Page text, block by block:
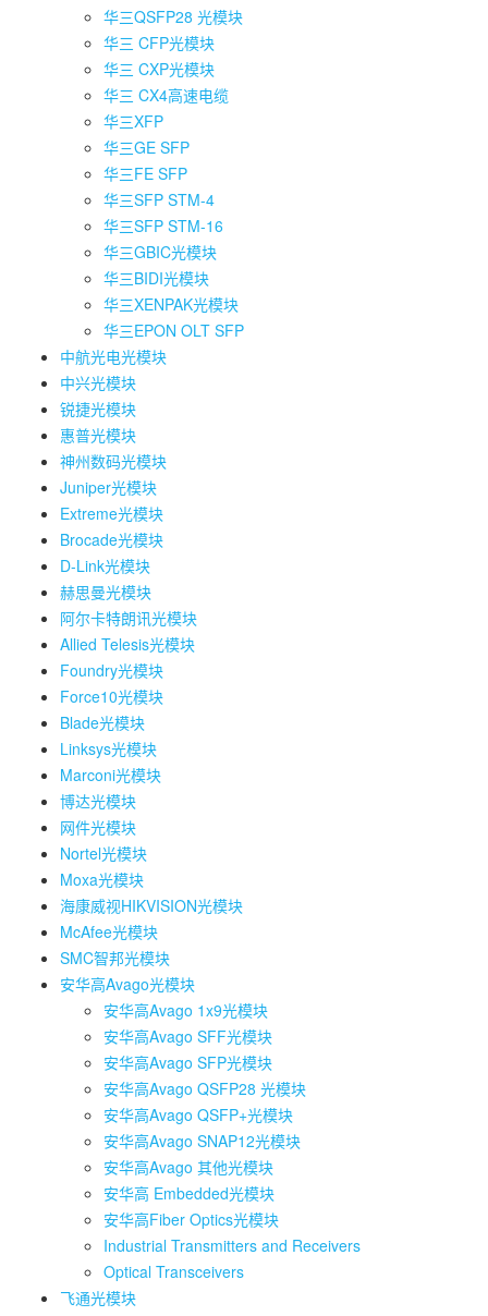
华三QSFP28 光模块
华三 CFP光模块
华三 CXP光模块
华三 CX4高速电缆
华三XFP
华三GE SFP
华三FE SFP
华三SFP STM-4
华三SFP STM-16
华三GBIC光模块
华三BIDI光模块
华三XENPAK光模块
华三EPON OLT SFP
中航光电光模块
中兴光模块
锐捷光模块
惠普光模块
神州数码光模块
Juniper光模块
Extreme光模块
Brocade光模块
D-Link光模块
赫思曼光模块
阿尔卡特朗讯光模块
Allied Telesis光模块
Foundry光模块
Force10光模块
Blade光模块
Linksys光模块
Marconi光模块
博达光模块
网件光模块
Nortel光模块
Moxa光模块
海康威视HIKVISION光模块
McAfee光模块
SMC智邦光模块
安华高Avago光模块
安华高Avago 1x9光模块
安华高Avago SFF光模块
安华高Avago SFP光模块
安华高Avago QSFP28 光模块
安华高Avago QSFP+光模块
安华高Avago SNAP12光模块
安华高Avago 其他光模块
安华高 Embedded光模块
安华高Fiber Optics光模块
Industrial Transmitters and Receivers
Optical Transceivers
飞通光模块